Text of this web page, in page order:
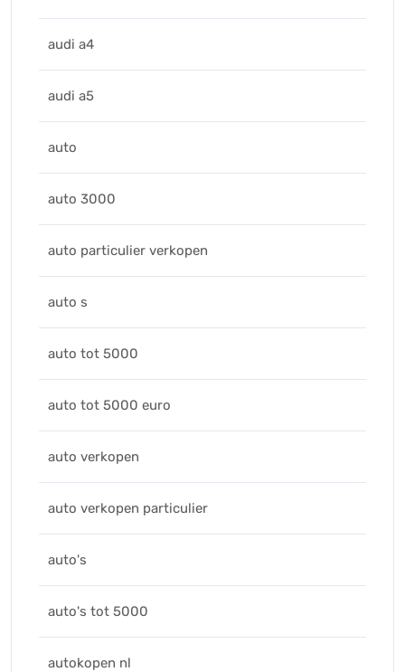
audi a4
audi a5
auto
auto 3000
auto particulier verkopen
auto s
auto tot 5000
auto tot 5000 euro
auto verkopen
auto verkopen particulier
auto's
auto's tot 5000
autokopen nl